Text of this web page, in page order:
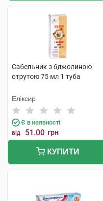
Сабельник з бджолиною
отрутою 75 мл 1 туба
Еліксир
Є в наявності
від 51.00 грн
КУПИТИ